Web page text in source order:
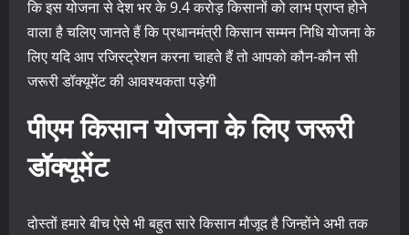
कि इस योजना से देश भर के 9.4 करोड़ किसानों को लाभ प्राप्त होने
वाला है चलिए जानते हैं कि प्रधानमंत्री किसान सम्मन निधि योजना के
लिए यदि आप रजिस्ट्रेशन करना चाहते हैं तो आपको कौन-कौन सी
जरूरी डॉक्यूमेंट की आवश्यकता पड़ेगी
पीएम किसान योजना के लिए जरूरी
डॉक्यूमेंट
दोस्तों हमारे बीच ऐसे भी बहुत सारे किसान मौजूद है जिन्होंने अभी तक